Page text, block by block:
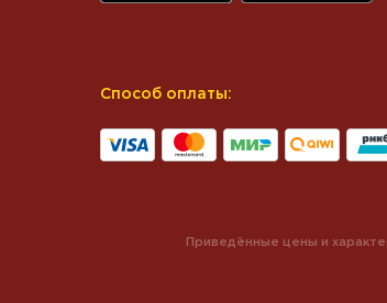
Способ оплаты:
Приведённые цены и